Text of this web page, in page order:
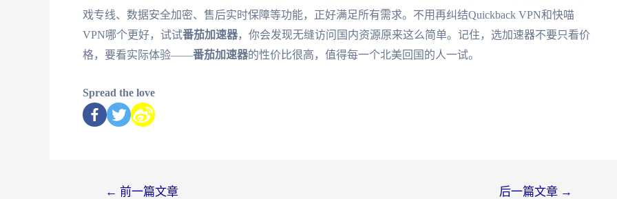
戏专线、数据安全加密、售后实时保障等功能，正好满足所有需求。不用再纠结Quickback VPN和快喵
VPN哪个更好，试试番茄加速器，你会发现无缝访问国内资源原来这么简单。记住，选加速器不要只看价
格，要看实际体验——番茄加速器的性价比很高，值得每一个北美回国的人一试。
Spread the love
← 前一篇文章 后一篇文章 →